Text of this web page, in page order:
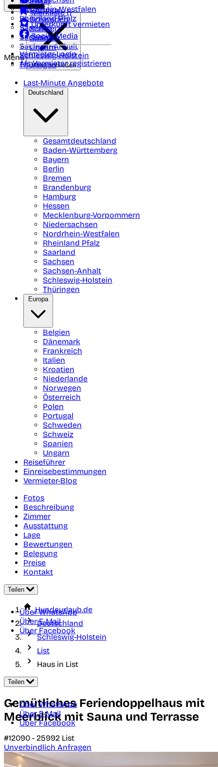
Nordrhein-Westfalen
Rheinland Pfalz
Saarland
Sachsen
Sachsen-Anhalt
Schleswig-Holstein
Thüringen
Portugal
Schweden
Schweiz
Spanien
Ungarn
Merkliste ()
Unterkunft vermieten
Social Media
Vermieter-Login
Als Vermieter registrieren
Menü
Menü schließen
Last-Minute Angebote
Deutschland
Gesamtdeutschland
Baden-Württemberg
Bayern
Berlin
Bremen
Brandenburg
Hamburg
Hessen
Mecklenburg-Vorpommern
Niedersachsen
Nordrhein-Westfalen
Rheinland Pfalz
Saarland
Sachsen
Sachsen-Anhalt
Schleswig-Holstein
Thüringen
Europa
Belgien
Dänemark
Frankreich
Italien
Kroatien
Niederlande
Norwegen
Österreich
Polen
Portugal
Schweden
Schweiz
Spanien
Ungarn
Reiseführer
Einreisebestimmungen
Vermieter-Blog
Fotos
Beschreibung
Zimmer
Ausstattung
Lage
Bewertungen
Belegung
Preise
Kontakt
Teilen
Über WhatsApp
Über E-Mail
Über Facebook
Hundeurlaub.de
Deutschland
Schleswig-Holstein
List
Haus in List
Teilen
Über WhatsApp
Über E-Mail
Über Facebook
Gemütliches Feriendoppelhaus mit
Meerblick mit Sauna und Terrasse
#12090 - 25992 List
Unverbindlich Anfragen